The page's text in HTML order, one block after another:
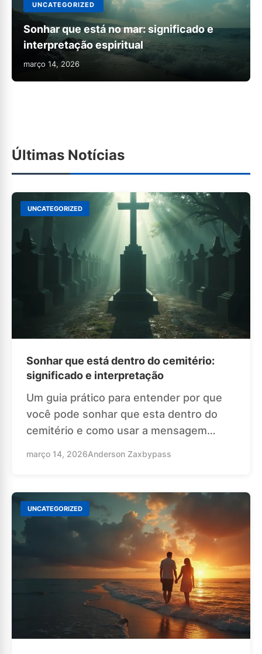
UNCATEGORIZED
Sonhar que está no mar: significado e
interpretação espiritual
março 14, 2026
Últimas Notícias
UNCATEGORIZED
Sonhar que está dentro do cemitério:
significado e interpretação
Um guia prático para entender por que
você pode sonhar que esta dentro do
cemitério e como usar a mensagem…
março 14, 2026Anderson Zaxbypass
UNCATEGORIZED